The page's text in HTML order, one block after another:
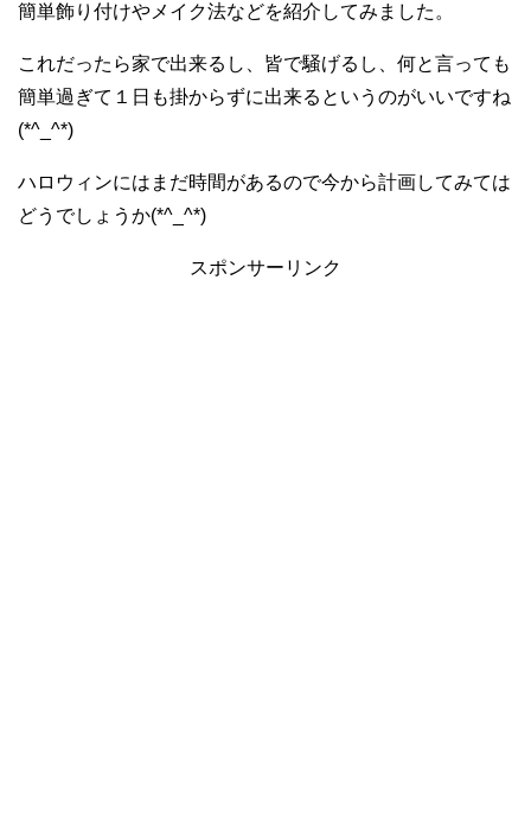
簡単飾り付けやメイク法などを紹介してみました。
これだったら家で出来るし、皆で騒げるし、何と言っても
簡単過ぎて１日も掛からずに出来るというのがいいですね
(*^_^*)
ハロウィンにはまだ時間があるので今から計画してみては
どうでしょうか(*^_^*)
スポンサーリンク